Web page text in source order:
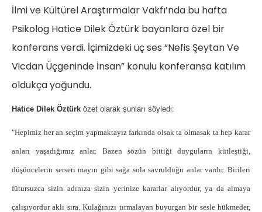
İlmi ve Kültürel Araştırmalar Vakfı’nda bu hafta
Psikolog Hatice Dilek Öztürk bayanlara özel bir
konferans verdi. İçimizdeki üç ses “Nefis Şeytan Ve
Vicdan Üçgeninde İnsan” konulu konferansa katılım
oldukça yoğundu.
Hatice Dilek Öztürk özet olarak şunları söyledi:
"Hepimiz her an seçim yapmaktayız farkında olsak ta olmasak ta hep karar
anları yaşadığımız anlar. Bazen sözün bittiği duyguların kütleştiği,
düşüncelerin serseri mayın gibi sağa sola savrulduğu anlar vardır. Birileri
fütursuzca sizin adınıza sizin yerinize kararlar alıyordur, ya da almaya
çalışıyordur aklı sıra. Kulağınızı tırmalayan buyurgan bir sesle hükmeder,